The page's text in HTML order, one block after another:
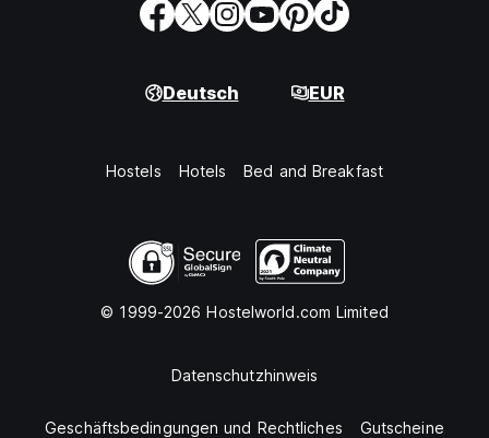
Deutsch EUR
Hostels Hotels Bed and Breakfast
© 1999-2026 Hostelworld.com Limited
Datenschutzhinweis
Geschäftsbedingungen und Rechtliches Gutscheine